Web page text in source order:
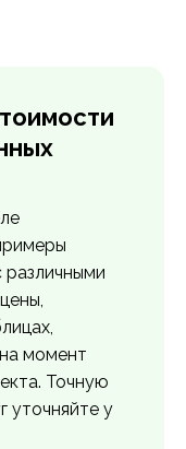
момент
Точную
уточняйте у